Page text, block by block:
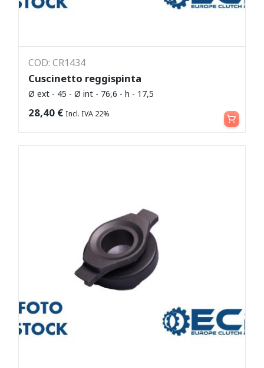
COD: CR1434
Cuscinetto reggispinta
Ø ext - 45 - Ø int - 76,6 - h - 17,5
28,40 € Incl. IVA 22% Leggi tutto